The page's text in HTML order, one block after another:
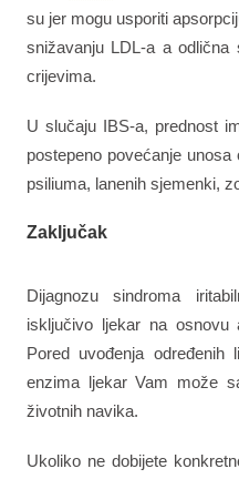
su jer mogu usporiti
snižavanju LDL-a a
crijevima.
U slučaju IBS-a, prednost
postepeno povećanje
psiliuma, lanenih sjemenki,
Zaključak
Dijagnozu sindroma
isključivo ljekar na osnovu
Pored uvođenja određenih
enzima ljekar Vam može
životnih navika.
Ukoliko ne dobijete